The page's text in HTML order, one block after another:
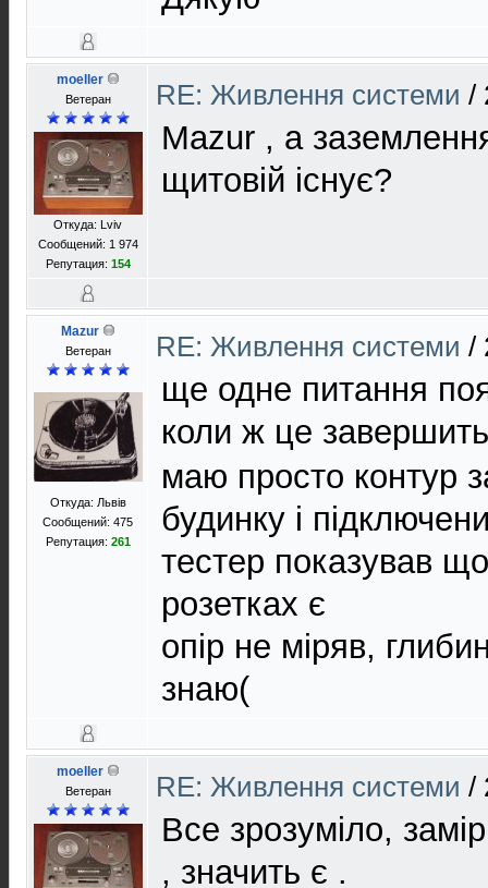
moeller
Ветеран
Откуда: Lviv
Сообщений: 1 974
Репутация: 154
RE: Живлення системи /
Mazur , а
щитовій існує?
Mazur
Ветеран
Откуда: Львів
Сообщений: 475
Репутация: 261
RE: Живлення системи /
ще одне питання
коли ж це
маю просто контур
будинку і
тестер показував
розетках є
опір не міряв,
знаю(
moeller
Ветеран RE: Живлення системи /
Все зрозуміло,
, значить є .